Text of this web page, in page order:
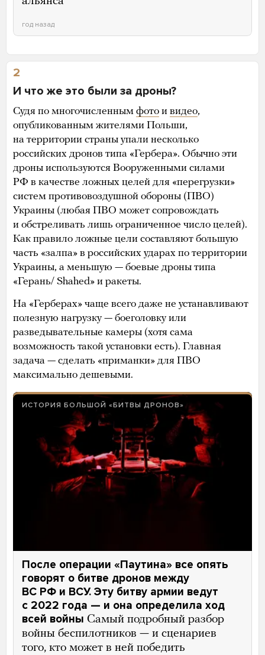
год назад
2
И что же это были за дроны?
Судя по многочисленным фото и видео,
опубликованным жителями Польши,
на территории страны упали несколько
российских дронов типа «Гербера». Обычно эти
дроны используются Вооруженными силами
РФ в качестве ложных целей для «перегрузки»
систем противовоздушной обороны (ПВО)
Украины (любая ПВО может сопровождать
и обстреливать лишь ограниченное число целей).
Как правило ложные цели составляют большую
часть «залпа» в российских ударах по территории
Украины, а меньшую — боевые дроны типа
«Герань/ Shаhed» и ракеты.
На «Герберах» чаще всего даже не устанавливают
полезную нагрузку — боеголовку или
разведывательные камеры (хотя сама
возможность такой установки есть). Главная
задача — сделать «приманки» для ПВО
максимально дешевыми.
ИСТОРИЯ БОЛЬШОЙ «БИТВЫ ДРОНОВ»
После операции «Паутина» все опять
говорят о битве дронов между
ВС РФ и ВСУ. Эту битву армии ведут
с 2022 года — и она определила ход
всей войны Самый подробный разбор
войны беспилотников — и сценариев
того, кто может в ней победить